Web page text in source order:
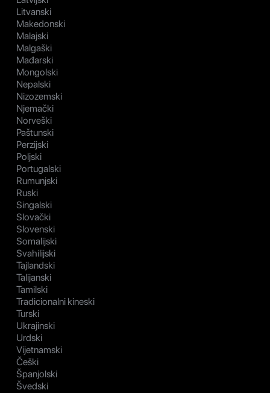
Litvanski
Makedonski
Malajski
Malgaški
Mađarski
Mongolski
Nepalski
Nizozemski
Njemački
Norveški
Paštunski
Perzijski
Poljski
Portugalski
Rumunjski
Ruski
Singalski
Slovački
Slovenski
Somalijski
Svahilijski
Tajlandski
Talijanski
Tamilski
Tradicionalni kineski
Turski
Ukrajinski
Urdski
Vijetnamski
Češki
Španjolski
Švedski